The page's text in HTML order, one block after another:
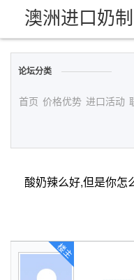
澳洲进口奶
论坛分类
首页 价格优势 进口活动
楼主